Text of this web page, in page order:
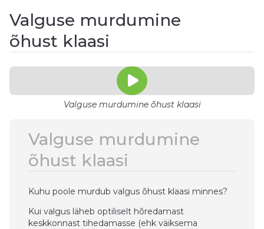
Valguse murdumine
õhust klaasi
Valguse murdumine õhust klaasi
Valguse murdumine
õhust klaasi
Kuhu poole murdub valgus õhust klaasi minnes?
Kui valgus läheb optiliselt hõredamast
keskkonnast tihedamasse (ehk väiksema